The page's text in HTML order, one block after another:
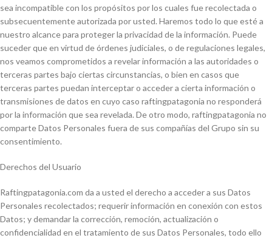
sea incompatible con los propósitos por los cuales fue recolectada o
subsecuentemente autorizada por usted. Haremos todo lo que esté a
nuestro alcance para proteger la privacidad de la información. Puede
suceder que en virtud de órdenes judiciales, o de regulaciones legales,
nos veamos comprometidos a revelar información a las autoridades o
terceras partes bajo ciertas circunstancias, o bien en casos que
terceras partes puedan interceptar o acceder a cierta información o
transmisiones de datos en cuyo caso raftingpatagonia no responderá
por la información que sea revelada. De otro modo, raftingpatagonia no
comparte Datos Personales fuera de sus compañías del Grupo sin su
consentimiento.
Derechos del Usuario
Raftingpatagonia.com da a usted el derecho a acceder a sus Datos
Personales recolectados; requerir información en conexión con estos
Datos; y demandar la corrección, remoción, actualización o
confidencialidad en el tratamiento de sus Datos Personales, todo ello